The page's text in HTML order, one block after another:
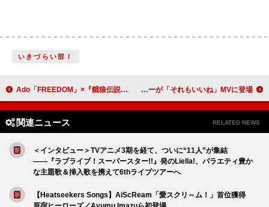
いきづらい部！
Ado「FREEDOM」×『餓狼伝説 City of the Wolves』コラボMVが公開 こっちのけんと、個性豊かなオリジナルキャラクターが「それもいいね」MVに登場
関連ニュース RELATED NEWS
＜インタビュー＞TVアニメ3期を経て、ついに“11人”が集結
――『ラブライブ！スーパースター!!』発のLiella!、バラエティ豊か
な主題歌＆挿入歌を携えて6thライブツアーへ
【Heatseekers Songs】AiScReam「愛スクリ～ム！」首位獲得